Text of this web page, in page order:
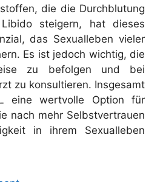
die die Durchblutung
steigern, hat dieses
das Sexualleben vieler
Es ist jedoch wichtig, die
zu befolgen und bei
zu konsultieren. Insgesamt
eine wertvolle Option für
nach mehr Selbstvertrauen
in ihrem Sexualleben